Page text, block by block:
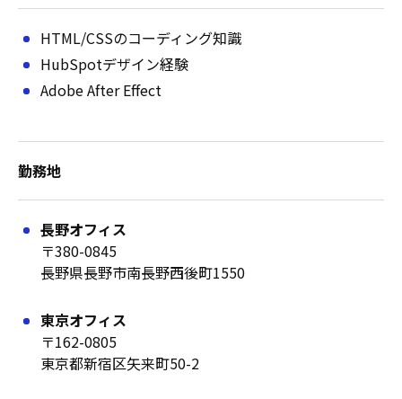
HTML/CSSのコーディング知識
HubSpotデザイン経験
Adobe After Effect
勤務地
長野オフィス
〒380-0845
長野県長野市南長野西後町1550
東京オフィス
〒162-0805
東京都新宿区矢来町50-2